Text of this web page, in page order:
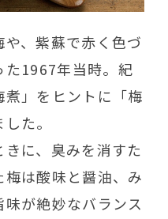
、紫蘇で赤く色づ
た1967年当時。紀
」をヒントに「梅
た。
に、臭みを消すた
は酸味と醤油、み
が絶妙なバランス